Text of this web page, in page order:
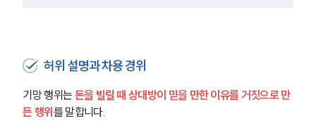
허위 설명과 차용 경위
기망 행위는 돈을 빌릴 때 상대방이 믿을 만한 이유를 거짓으로 만
든 행위를 말합니다.